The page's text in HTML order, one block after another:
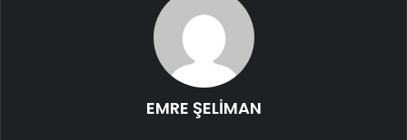
EMRE ŞELİMAN